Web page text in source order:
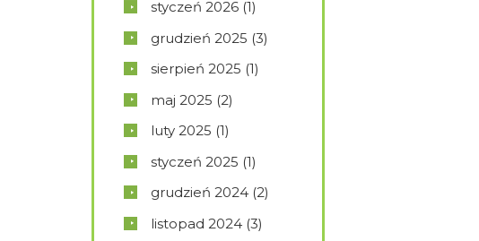
styczeń 2026 (1)
grudzień 2025 (3)
sierpień 2025 (1)
maj 2025 (2)
luty 2025 (1)
styczeń 2025 (1)
grudzień 2024 (2)
listopad 2024 (3)